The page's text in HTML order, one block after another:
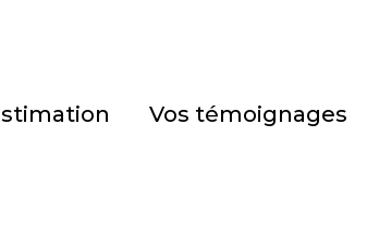
estimation vos témoignages